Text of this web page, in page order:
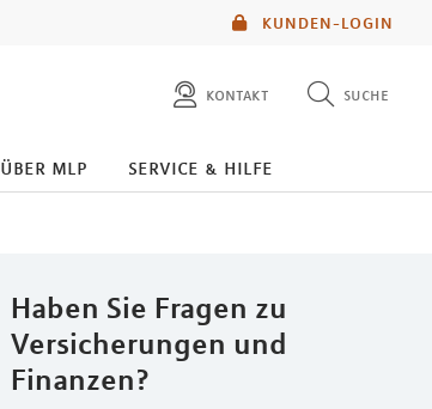
KUNDEN-LOGIN
kontakt suche
diese website durchsuchen
über mlp service & hilfe
Haben Sie Fragen zu
Versicherungen und
Finanzen?